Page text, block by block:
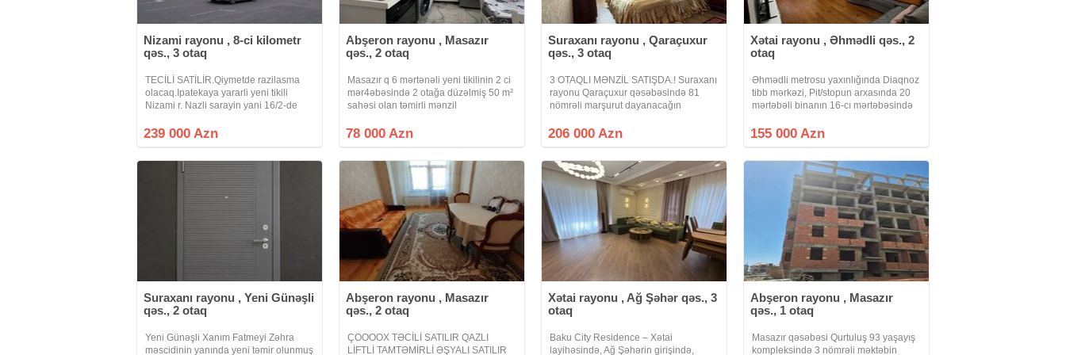
Nizami rayonu , 8-ci kilometr
qəs., 3 otaq
TECİLİ SATİLİR.Qiymetde razilasma
olacaq.Ipatekaya yararli yeni tikili
Nizami r. Nazli sarayin yani 16/2-de
m.olan 3 otaqli 2 balqonlu yelceken
239 000 Azn
Abşeron rayonu , Masazır
qəs., 2 otaq
Masazır q 6 mərtənəli yeni tikilinin 2 ci
mər4əbəsində 2 otağa düzəlmiş 50 m²
sahəsi olan təmirli mənzil
xaric.Eyvan, Qaz, Lift, Kupça
78 000 Azn
Suraxanı rayonu , Qaraçuxur
qəs., 3 otaq
3 OTAQLI MƏNZİL SATIŞDA.! Suraxanı
rayonu Qaraçuxur qəsəbəsində 81
nömrəli marşurut dayanacağın
binanın 11 ci mərtəbəsində ümumi
206 000 Azn
Xətai rayonu , Əhmədli qəs., 2
otaq
Əhmədli metrosu yaxınlığında Diaqnoz
tibb mərkəzi, Pit/stopun arxasında 20
mərtəbəli binanın 16-cı mərtəbəsində
kv.m) olan 2 otaqlı mənzil satılır. Eyvan
155 000 Azn
Suraxanı rayonu , Yeni Günəşli
qəs., 2 otaq
Yeni Günəşli Xanım Fatmeyi Zəhra
məscidinin yanında yeni təmir olunmuş
Abşeron rayonu , Masazır
qəs., 2 otaq
ÇOOOOX TƏCİLİ SATILIR QAZLI
LİFTLİ TAMTƏMİRLİ ƏŞYALI SATILIR
Xətai rayonu , Ağ Şəhər qəs., 3
otaq
Baku City Residence – Xətai
layihəsində, Ağ Şəhərin girişində,
Abşeron rayonu , Masazır
qəs., 1 otaq
Masazır qəsəbəsi Qurtuluş 93 yaşayış
kompleksində 3 nömrəli məktəbin